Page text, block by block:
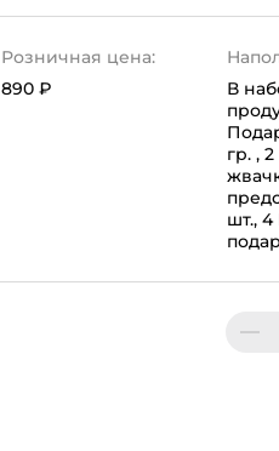
Розничная цена:
890 ₽
В
гр. ,
шт.,